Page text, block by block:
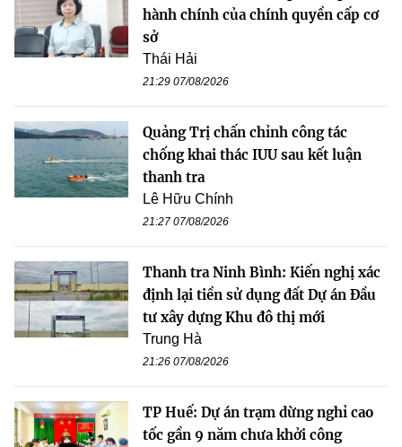
hành chính của chính quyền cấp cơ
sở
Thái Hải
21:29 07/08/2026
Quảng Trị chấn chỉnh công tác
chống khai thác IUU sau kết luận
thanh tra
Lê Hữu Chính
21:27 07/08/2026
Thanh tra Ninh Bình: Kiến nghị xác
định lại tiền sử dụng đất Dự án Đầu
tư xây dựng Khu đô thị mới
Trung Hà
21:26 07/08/2026
TP Huế: Dự án trạm dừng nghỉ cao
tốc gần 9 năm chưa khởi công